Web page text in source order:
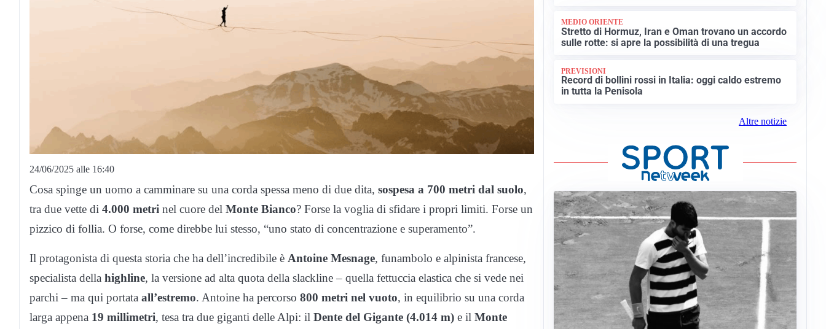
24/06/2025 alle 16:40
Cosa spinge un uomo a camminare su una corda spessa meno di due dita, sospesa a 700 metri dal suolo,
tra due vette di 4.000 metri nel cuore del Monte Bianco? Forse la voglia di sfidare i propri limiti. Forse un
pizzico di follia. O forse, come direbbe lui stesso, “uno stato di concentrazione e superamento”.
Il protagonista di questa storia che ha dell’incredibile è Antoine Mesnage, funambolo e alpinista francese,
specialista della highline, la versione ad alta quota della slackline – quella fettuccia elastica che si vede nei
parchi – ma qui portata all’estremo. Antoine ha percorso 800 metri nel vuoto, in equilibrio su una corda
larga appena 19 millimetri, tesa tra due giganti delle Alpi: il Dente del Gigante (4.014 m) e il Monte
MEDIO ORIENTE
Stretto di Hormuz, Iran e Oman trovano un accordo
sulle rotte: si apre la possibilità di una tregua
PREVISIONI
Record di bollini rossi in Italia: oggi caldo estremo
in tutta la Penisola
Altre notizie